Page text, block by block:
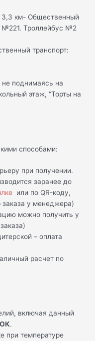
3,3 км- Общественный
Троллейбус №2
транспорт:
не поднимаясь на
этаж, “Торты на
способами:
при получении.
заранее до
или по QR-коду,
заказа у менеджера)
можно получить у
– оплата
расчет по
включая данный
.
при температуре